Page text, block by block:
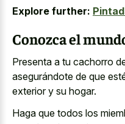
Explore further:
Conozca el
Presenta a tu cachorro
asegurándote de que
exterior y su hogar.
Haga que todos los